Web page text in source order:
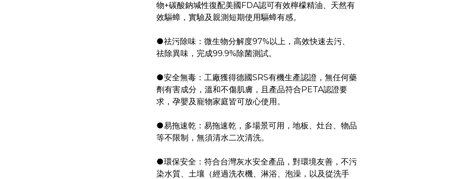
物+碳酸鈉堿性復配美國FDA認可有效檸檬精油、天然有
效驅蟑，實驗及親測短期使用驅蟑有感。
●祛污除味：微生物分解度97%以上，高效快速去污、
祛除異味，完成99.9%除菌測試。
●安全無毒：工廠獲得德國SRS有機生產認證，無任何藥
劑有害成分，溫和不傷肌膚，且產品符合PETA認證要
求，孕嬰及寵物家庭皆可放心使用。
●易拖速乾：易拖速乾，多場景可用，地板、灶台、物品
等不限制，無須清水二次清洗。
●環保安全：符合台灣灰水安全產品，對環境友善，不污
染水質、土壤（經過洗衣機、淋浴、泡澡，以及從洗手